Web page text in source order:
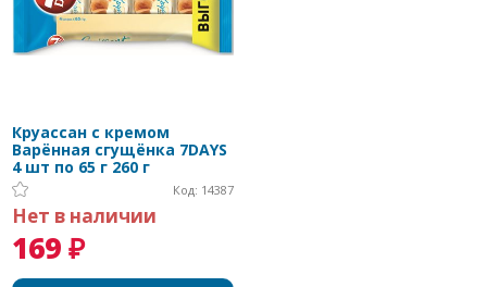
Круассан с кремом
Варённая сгущёнка 7DAYS
4 шт по 65 г 260 г
Код: 14387
Нет в наличии
169 ₽